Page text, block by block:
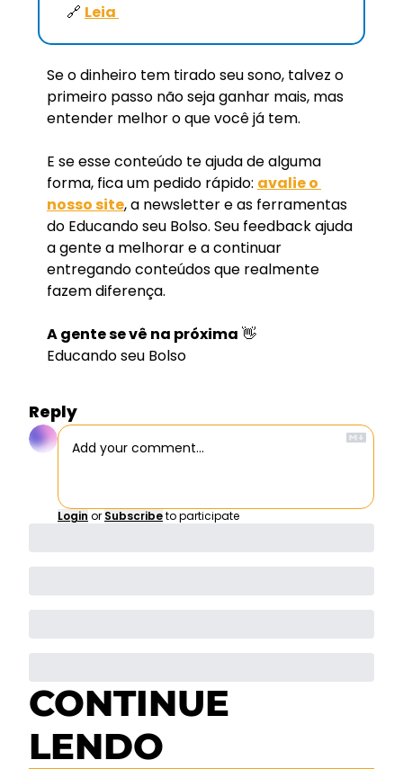
🔗 Leia
Se o dinheiro tem tirado seu sono, talvez o
primeiro passo não seja ganhar mais, mas
entender melhor o que você já tem.
E se esse conteúdo te ajuda de alguma
forma, fica um pedido rápido: avalie o
nosso site, a newsletter e as ferramentas
do Educando seu Bolso. Seu feedback ajuda
a gente a melhorar e a continuar
entregando conteúdos que realmente
fazem diferença.
A gente se vê na próxima 👋
Educando seu Bolso
Reply
Login or Subscribeto participate
CONTINUE
LENDO